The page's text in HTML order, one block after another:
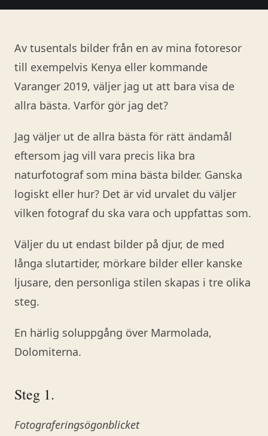
Av tusentals bilder från en av mina fotoresor
till exempelvis Kenya eller kommande
Varanger 2019, väljer jag ut att bara visa de
allra bästa. Varför gör jag det?
Jag väljer ut de allra bästa för rätt ändamål
eftersom jag vill vara precis lika bra
naturfotograf som mina bästa bilder. Ganska
logiskt eller hur? Det är vid urvalet du väljer
vilken fotograf du ska vara och uppfattas som.
Väljer du ut endast bilder på djur, de med
långa slutartider, mörkare bilder eller kanske
ljusare, den personliga stilen skapas i tre olika
steg.
En härlig soluppgång över Marmolada,
Dolomiterna.
Steg 1.
Fotograferingsögonblicket